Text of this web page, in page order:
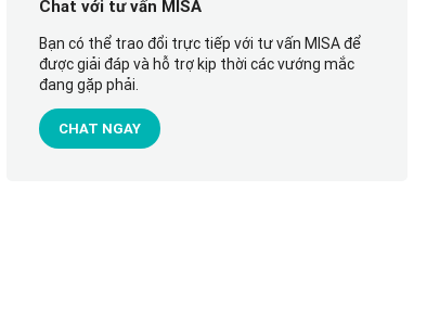
Chat với tư vấn MISA
Bạn có thể trao đổi trực tiếp với tư vấn MISA để
được giải đáp và hỗ trợ kịp thời các vướng mắc
đang gặp phải.
CHAT NGAY